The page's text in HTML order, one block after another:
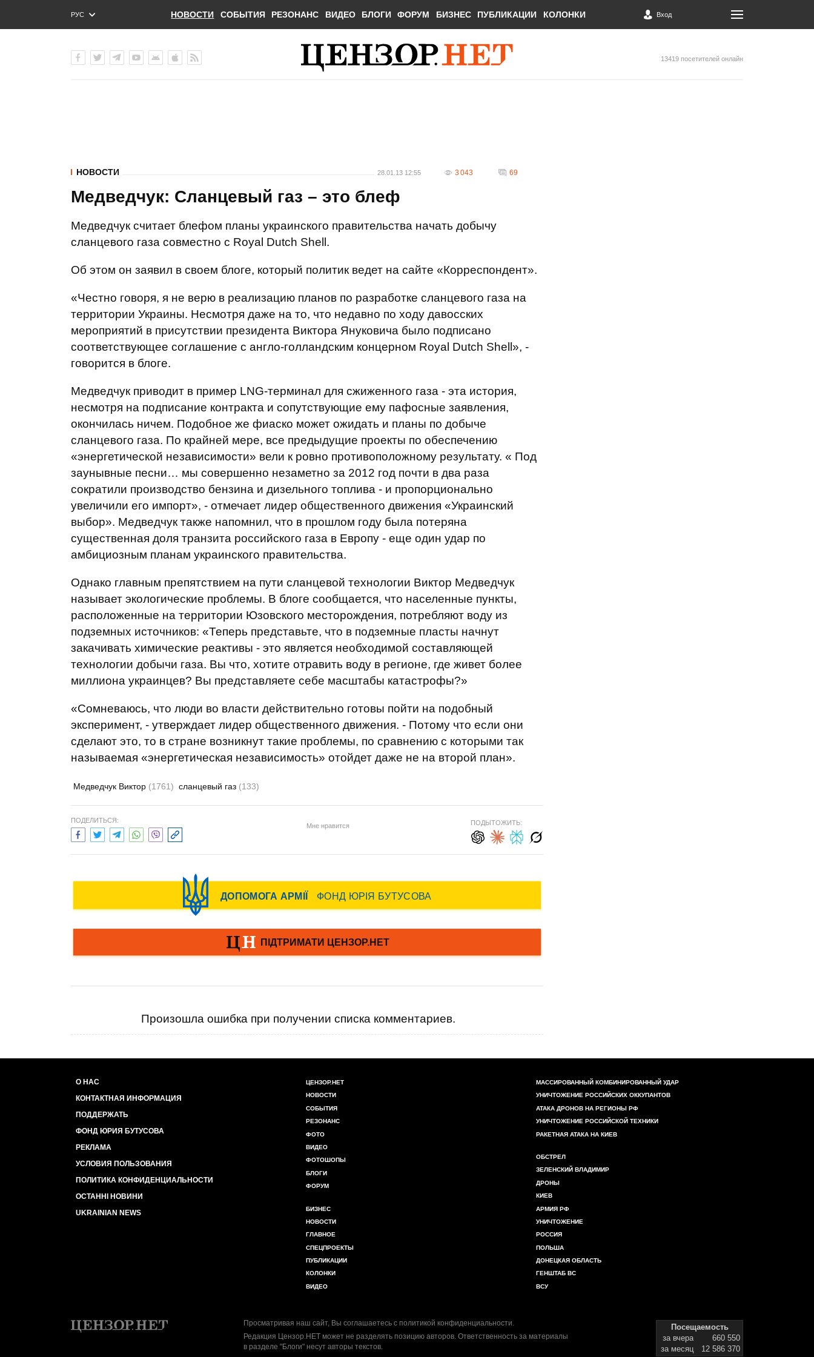
РУС
ENG
НОВОСТИ СОБЫТИЯ РЕЗОНАНС ВИДЕО БЛОГИ ФОРУМ БИЗНЕС ПУБЛИКАЦИИ КОЛОНКИ Вход
13419 посетителей онлайн
НОВОСТИ 28.01.13 12:55 3 043 69
Медведчук: Сланцевый газ – это блеф
Медведчук считает блефом планы украинского правительства начать добычу
сланцевого газа совместно с Royal Dutch Shell.
Об этом он заявил в своем блоге, который политик ведет на сайте «Корреспондент».
«Честно говоря, я не верю в реализацию планов по разработке сланцевого газа на
территории Украины. Несмотря даже на то, что недавно по ходу давосских
мероприятий в присутствии президента Виктора Януковича было подписано
соответствующее соглашение с англо-голландским концерном Royal Dutch Shell», -
говорится в блоге.
Медведчук приводит в пример LNG-терминал для сжиженного газа - эта история,
несмотря на подписание контракта и сопутствующие ему пафосные заявления,
окончилась ничем. Подобное же фиаско может ожидать и планы по добыче
сланцевого газа. По крайней мере, все предыдущие проекты по обеспечению
«энергетической независимости» вели к ровно противоположному результату. « Под
заунывные песни… мы совершенно незаметно за 2012 год почти в два раза
сократили производство бензина и дизельного топлива - и пропорционально
увеличили его импорт», - отмечает лидер общественного движения «Украинский
выбор». Медведчук также напомнил, что в прошлом году была потеряна
существенная доля транзита российского газа в Европу - еще один удар по
амбициозным планам украинского правительства.
Однако главным препятствием на пути сланцевой технологии Виктор Медведчук
называет экологические проблемы. В блоге сообщается, что населенные пункты,
расположенные на территории Юзовского месторождения, потребляют воду из
подземных источников: «Теперь представьте, что в подземные пласты начнут
закачивать химические реактивы - это является необходимой составляющей
технологии добычи газа. Вы что, хотите отравить воду в регионе, где живет более
миллиона украинцев? Вы представляете себе масштабы катастрофы?»
«Сомневаюсь, что люди во власти действительно готовы пойти на подобный
эксперимент, - утверждает лидер общественного движения. - Потому что если они
сделают это, то в стране возникнут такие проблемы, по сравнению с которыми так
называемая «энергетическая независимость» отойдет даже не на второй план».
Медведчук Виктор (1761) сланцевый газ (133)
ПОДЕЛИТЬСЯ:
Мне нравится ПОДЫТОЖИТЬ:
Произошла ошибка при получении списка комментариев.
О НАС
КОНТАКТНАЯ ИНФОРМАЦИЯ
ПОДДЕРЖАТЬ
ФОНД ЮРИЯ БУТУСОВА
РЕКЛАМА
УСЛОВИЯ ПОЛЬЗОВАНИЯ
ПОЛИТИКА КОНФИДЕНЦИАЛЬНОСТИ
ОСТАННІ НОВИНИ
UKRAINIAN NEWS
ЦЕНЗОР.НЕТ
НОВОСТИ
СОБЫТИЯ
РЕЗОНАНС
ФОТО
ВИДЕО
ФОТОШОПЫ
БЛОГИ
ФОРУМ
БИЗНЕС
НОВОСТИ
ГЛАВНОЕ
СПЕЦПРОЕКТЫ
ПУБЛИКАЦИИ
КОЛОНКИ
ВИДЕО
МАССИРОВАННЫЙ КОМБИНИРОВАННЫЙ УДАР
УНИЧТОЖЕНИЕ РОССИЙСКИХ ОККУПАНТОВ
АТАКА ДРОНОВ НА РЕГИОНЫ РФ
УНИЧТОЖЕНИЕ РОССИЙСКОЙ ТЕХНИКИ
РАКЕТНАЯ АТАКА НА КИЕВ
ОБСТРЕЛ
ЗЕЛЕНСКИЙ ВЛАДИМИР
ДРОНЫ
КИЕВ
АРМИЯ РФ
УНИЧТОЖЕНИЕ
РОССИЯ
ПОЛЬША
ДОНЕЦКАЯ ОБЛАСТЬ
ГЕНШТАБ ВС
ВСУ
Просматривая наш сайт, Вы соглашаетесь с политикой конфиденциальности.
Редакция Цензор.НЕТ может не разделять позицию авторов. Ответственность за материалы
в разделе "Блоги" несут авторы текстов.
Посещаемость
за вчера
660 550
за месяц
12 586 370